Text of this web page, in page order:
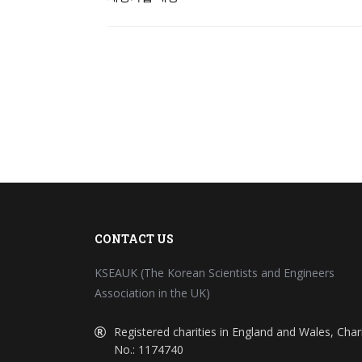
CONTACT US
KSEAUK (The Korean Scientists and Engineers
Association in the UK)
Registered charities in England and Wales,
No.: 1174740